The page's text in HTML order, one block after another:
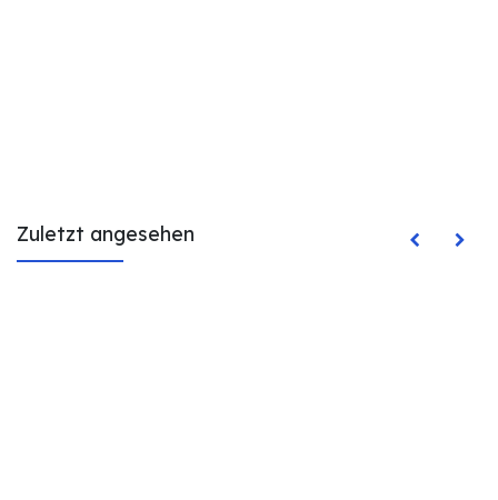
Zuletzt angesehen